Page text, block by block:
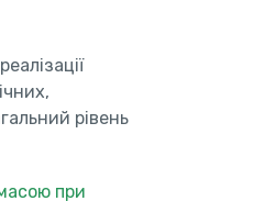
рівень
при